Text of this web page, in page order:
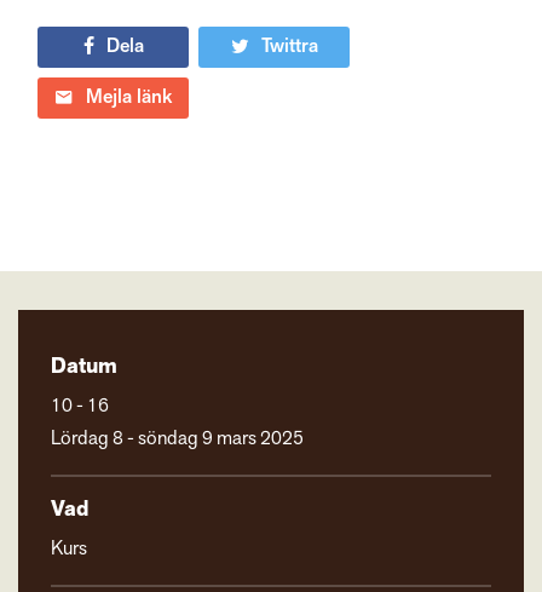
Dela
Twittra
Mejla länk
Datum
10 - 16
Lördag 8 - söndag 9 mars 2025
Vad
Kurs